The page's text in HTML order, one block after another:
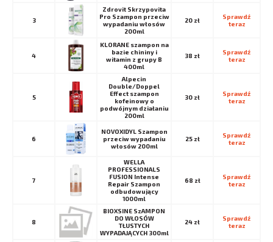
3
Zdrovit Skrzypovita
Pro Szampon przeciw
wypadaniu włosów
200ml
20 zł
Sprawdź
teraz
4
KLORANE szampon na
bazie chininy i
witamin z grupy B
400ml
38 zł
Sprawdź
teraz
5
Alpecin
Double/Doppel
Effect szampon
kofeinowy o
podwójnym działaniu
200ml
30 zł
Sprawdź
teraz
6
NOVOXIDYL Szampon
przeciw wypadaniu
włosów 200ml
25 zł
Sprawdź
teraz
7
WELLA
PROFESSIONALS
FUSION Intense
Repair Szampon
odbudowujący
1000ml
68 zł
Sprawdź
teraz
8
BIOXSINE SzAMPON
DO WŁOSÓW
TŁUSTYCH
WYPADAJĄCYCH 300ml
24 zł
Sprawdź
teraz